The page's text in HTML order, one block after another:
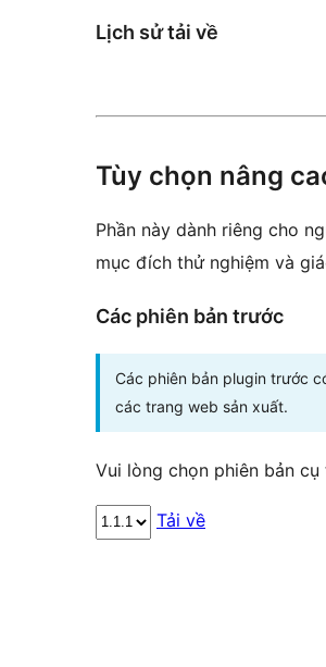
Lịch sử tải về
Tùy chọn nâng
Phần này dành riêng cho
mục đích thử nghiệm và
Các phiên bản trước
Các phiên bản plugin trước
các trang web sản xuất.
Vui lòng chọn phiên bản
Tải về